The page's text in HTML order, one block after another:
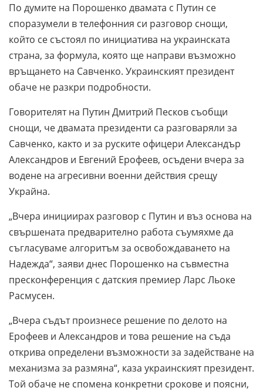
По думите на Порошенко двамата с Путин се
споразумели в телефонния си разговор снощи,
който се състоял по инициатива на украинската
страна, за формула, която ще направи възможно
връщането на Савченко. Украинският президент
обаче не разкри подробности.
Говорителят на Путин Дмитрий Песков съобщи
снощи, че двамата президенти са разговаряли за
Савченко, както и за руските офицери Александър
Александров и Евгений Ерофеев, осъдени вчера за
водене на агресивни военни действия срещу
Украйна.
„Вчера инициирах разговор с Путин и въз основа на
свършената предварително работа съумяхме да
съгласуваме алгоритъм за освобождаването на
Надежда“, заяви днес Порошенко на съвместна
пресконференция с датския премиер Ларс Льоке
Расмусен.
„Вчера съдът произнесе решение по делото на
Ерофеев и Александров и това решение на съда
открива определени възможности за задействане на
механизма за размяна“, каза украинският президент.
Той обаче не спомена конкретни срокове и поясни,